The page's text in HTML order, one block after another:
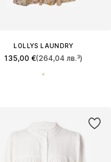
LOLLYS LAUNDRY
135,00 €(264,04 лв.³)